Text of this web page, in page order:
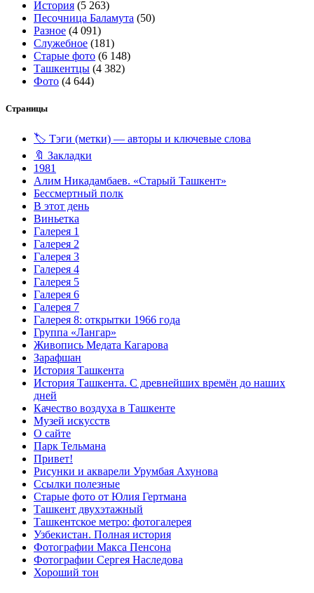
История (5 263)
Песочница Баламута (50)
Разное (4 091)
Служебное (181)
Старые фото (6 148)
Ташкентцы (4 382)
Фото (4 644)
Страницы
🏷️ Тэги (метки) — авторы и ключевые слова
🔖 Закладки
1981
Алим Никадамбаев. «Старый Ташкент»
Бессмертный полк
В этот день
Виньетка
Галерея 1
Галерея 2
Галерея 3
Галерея 4
Галерея 5
Галерея 6
Галерея 7
Галерея 8: открытки 1966 года
Группа «Лангар»
Живопись Медата Кагарова
Зарафшан
История Ташкента
История Ташкента. С древнейших времён до наших
дней
Качество воздуха в Ташкенте
Музей искусств
О сайте
Парк Тельмана
Привет!
Рисунки и акварели Урумбая Ахунова
Ссылки полезные
Старые фото от Юлия Гертмана
Ташкент двухэтажный
Ташкентское метро: фотогалерея
Узбекистан. Полная история
Фотографии Макса Пенсона
Фотографии Сергея Наследова
Хороший тон